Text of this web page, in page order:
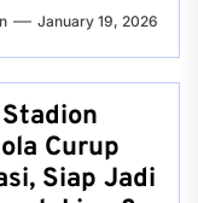
January 19, 2026
Curup
Siap Jadi